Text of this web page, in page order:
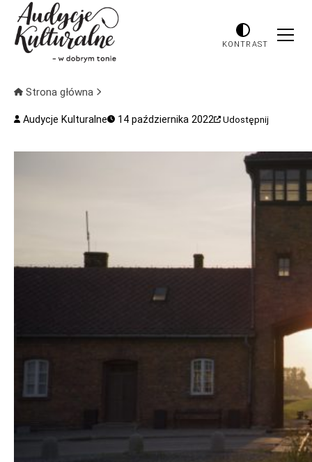
KONTRAST
Strona główna
Audycje Kulturalne 14 października 2022 Udostępnij